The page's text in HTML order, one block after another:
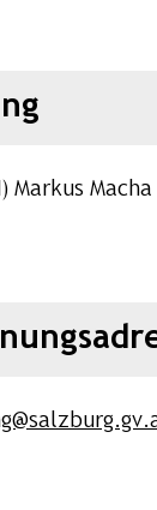
Markus Macha